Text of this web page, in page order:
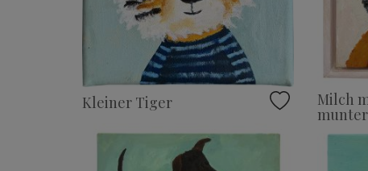
Kleiner Tiger Milch
munter